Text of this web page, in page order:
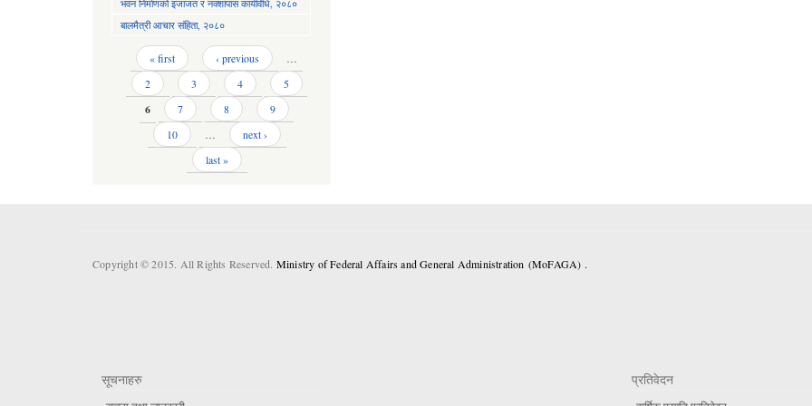
भवन निर्माणको इजाजत र नक्शापास कार्यविधि, २०८०
बालमैत्री आचार संहिता, २०८०
Pages « first ‹ previous
…
2
3 4 5
6 7 8
9
10
…
next ›
last »
Copyright © 2015. All Rights Reserved. Ministry of Federal Affairs and General Administration (MoFAGA) .
सूचनाहरु प्रतिवेदन